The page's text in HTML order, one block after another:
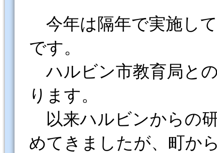
今年は隔年で実施し
です。
ハルビン市教育局と
ります。
以来ハルビンからの
めてきましたが、町か